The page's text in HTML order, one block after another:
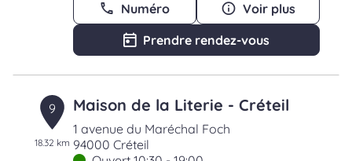
Numéro
Voir plus
Prendre rendez-vous
9
18.32 km
Maison de la Literie - Créteil
1 avenue du Maréchal Foch
94000 Créteil